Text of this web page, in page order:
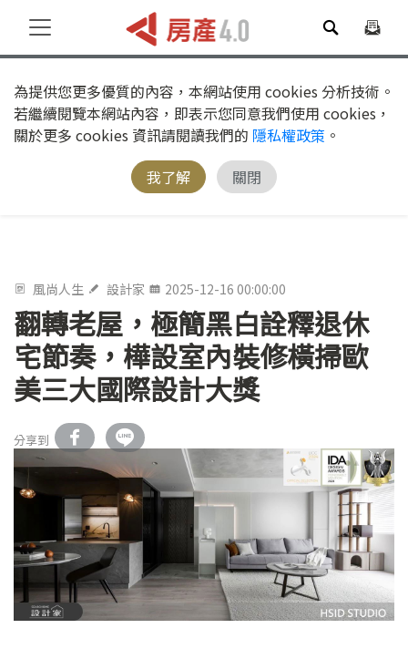
為提供您更多優質的內容，本網站使用 cookies 分析技術。
若繼續閱覽本網站內容，即表示您同意我們使用 cookies，
關於更多 cookies 資訊請閱讀我們的 隱私權政策 。
我了解
關閉
風尚人生 設計家 2025-12-16 00:00:00
翻轉老屋，極簡黑白詮釋退休
宅節奏，樺設室內裝修橫掃歐
美三大國際設計大獎
分享到